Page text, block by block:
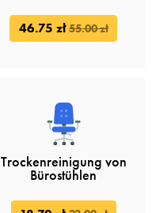
46.75 zł 55.00 zł
Trockenreinigung von
Bürostühlen